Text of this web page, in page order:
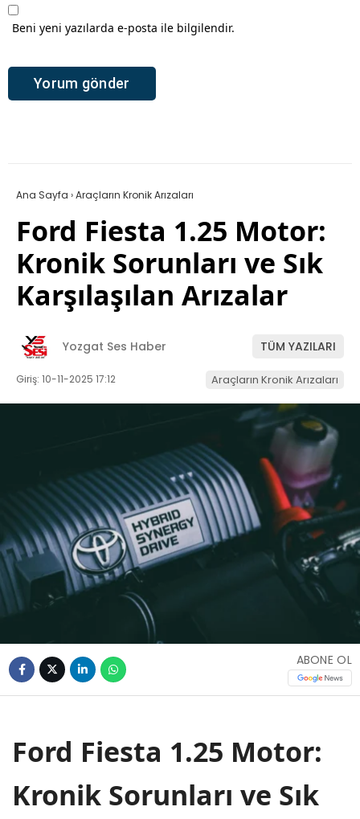
Beni yeni yazılarda e-posta ile bilgilendir.
Ana Sayfa ›Araçların Kronik Arızaları
Ford Fiesta 1.25 Motor:
Kronik Sorunları ve Sık
Karşılaşılan Arızalar
Yozgat Ses Haber TÜM YAZILARI
Giriş: 10-11-2025 17:12 Araçların Kronik Arızaları
ABONE OL
Ford Fiesta 1.25 Motor:
Kronik Sorunları ve Sık